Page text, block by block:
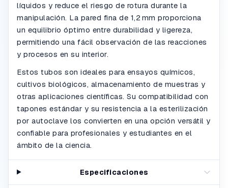
líquidos y reduce el riesgo de rotura durante la
manipulación. La pared fina de 1,2 mm proporciona
un equilibrio óptimo entre durabilidad y ligereza,
permitiendo una fácil observación de las reacciones
y procesos en su interior.
Estos tubos son ideales para ensayos químicos,
cultivos biológicos, almacenamiento de muestras y
otras aplicaciones científicas. Su compatibilidad con
tapones estándar y su resistencia a la esterilización
por autoclave los convierten en una opción versátil y
confiable para profesionales y estudiantes en el
ámbito de la ciencia.
Especificaciones